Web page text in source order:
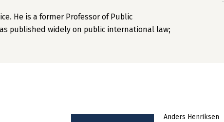
He is a former Professor of Public
published widely on public international law;
Anders Henriksen